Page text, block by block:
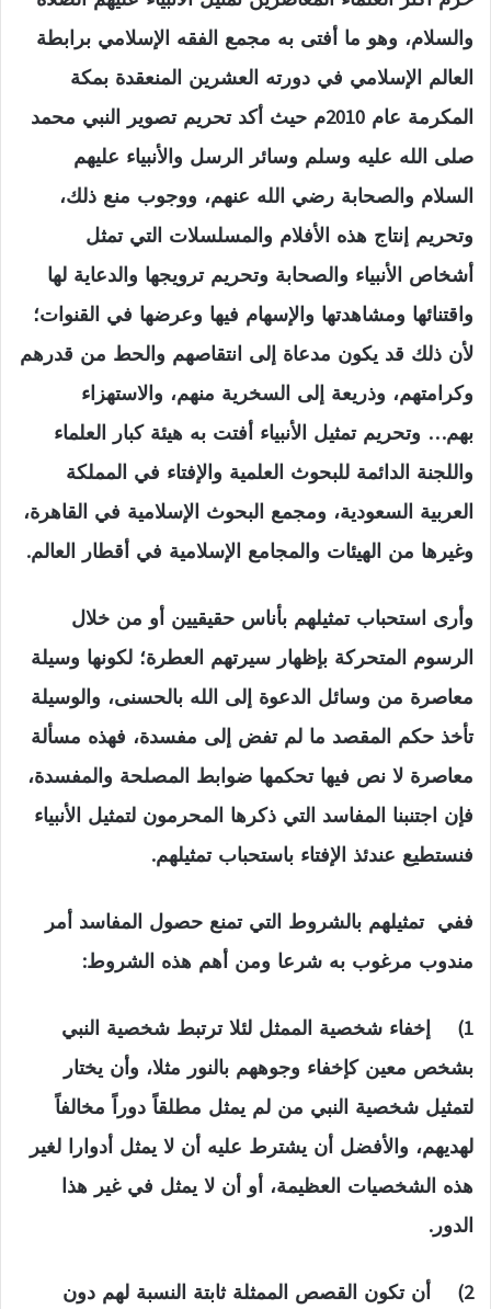
والسلام، وهو ما أفتى به مجمع الفقه الإسلامي برابطة
العالم الإسلامي في دورته العشرين المنعقدة بمكة
المكرمة عام 2010م حيث أكد تحريم تصوير النبي محمد
صلى الله عليه وسلم وسائر الرسل والأنبياء عليهم
السلام والصحابة رضي الله عنهم، ووجوب منع ذلك،
وتحريم إنتاج هذه الأفلام والمسلسلات التي تمثل
أشخاص الأنبياء والصحابة وتحريم ترويجها والدعاية لها
واقتنائها ومشاهدتها والإسهام فيها وعرضها في القنوات؛
لأن ذلك قد يكون مدعاة إلى انتقاصهم والحط من قدرهم
وكرامتهم، وذريعة إلى السخرية منهم، والاستهزاء
بهم… وتحريم تمثيل الأنبياء أفتت به هيئة كبار العلماء
واللجنة الدائمة للبحوث العلمية والإفتاء في المملكة
العربية السعودية، ومجمع البحوث الإسلامية في القاهرة،
وغيرها من الهيئات والمجامع الإسلامية في أقطار العالم.
وأرى استحباب تمثيلهم بأناس حقيقيين أو من خلال
الرسوم المتحركة بإظهار سيرتهم العطرة؛ لكونها وسيلة
معاصرة من وسائل الدعوة إلى الله بالحسنى، والوسيلة
تأخذ حكم المقصد ما لم تفض إلى مفسدة، فهذه مسألة
معاصرة لا نص فيها تحكمها ضوابط المصلحة والمفسدة،
فإن اجتنبنا المفاسد التي ذكرها المحرمون لتمثيل الأنبياء
فنستطيع عندئذ الإفتاء باستحباب تمثيلهم.
ففي تمثيلهم بالشروط التي تمنع حصول المفاسد أمر
مندوب مرغوب به شرعا ومن أهم هذه الشروط:
1) إخفاء شخصية الممثل لئلا ترتبط شخصية النبي
بشخص معين كإخفاء وجوههم بالنور مثلا، وأن يختار
لتمثيل شخصية النبي من لم يمثل مطلقاً دوراً مخالفاً
لهديهم، والأفضل أن يشترط عليه أن لا يمثل أدوارا لغير
هذه الشخصيات العظيمة، أو أن لا يمثل في غير هذا
الدور.
2) أن تكون القصص الممثلة ثابتة النسبة لهم دون